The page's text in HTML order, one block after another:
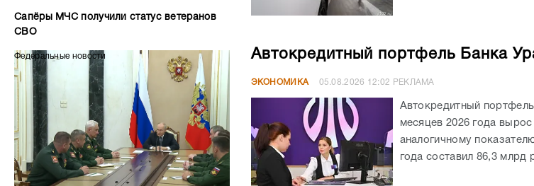
Сапёры МЧС получили статус ветеранов
СВО
Федеральные новости Автокредитный портфель Банка
ЭКОНОМИКА 05.08.2026 12:02 РЕКЛАМА
Автокредитный
месяцев 2026 года
аналогичному
года составил 86,3 млрд